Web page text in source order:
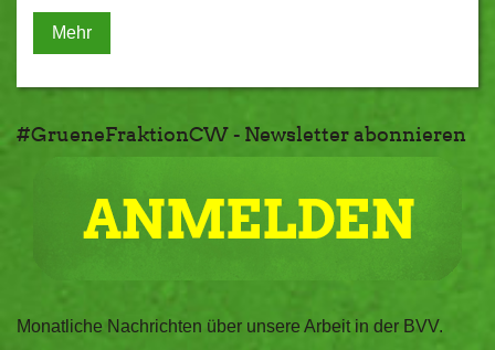
Mehr
#GrueneFraktionCW - Newsletter abonnieren
Monatliche Nachrichten über unsere Arbeit in der BVV.